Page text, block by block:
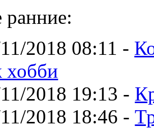
ранние:
2018 08:11 -
хобби
2018 19:13 -
2018 18:46 -